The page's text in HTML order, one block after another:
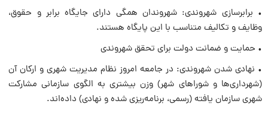
• برابرسازی شهروندی: شهروندان همگی دارای جایگاه برابر و حقوق،
وظایف و تکالیف متناسب با این پایگاه هستند.
• حمایت و ضمانت دولت برای تحقق شهروندی
• نهادی شدن شهروندی: در جامعه امروز نظام مدیریت شهری و ارکان آن
(شهرداری‌ها و شوراهای شهر) وزن بیشتری به الگوی سازمانی مشارکت
شهری سازمان یافته (رسمی، برنامه‌ریزی شده و نهادی) داده‌اند.